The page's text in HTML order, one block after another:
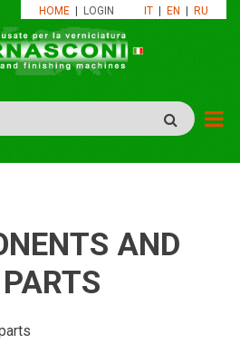
HOME LOGIN IT EN RU
AND